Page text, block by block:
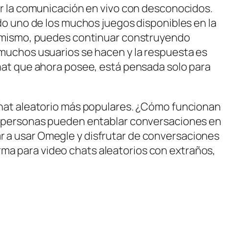
comunicación en vivo con desconocidos.
uno de los muchos juegos disponibles en la
puedes continuar construyendo
usuarios se hacen y la respuesta es
que ahora posee, está pensada solo para
aleatorio más populares. ¿Cómo funcionan
pueden entablar conversaciones en
usar Omegle y disfrutar de conversaciones
para video chats aleatorios con extraños,